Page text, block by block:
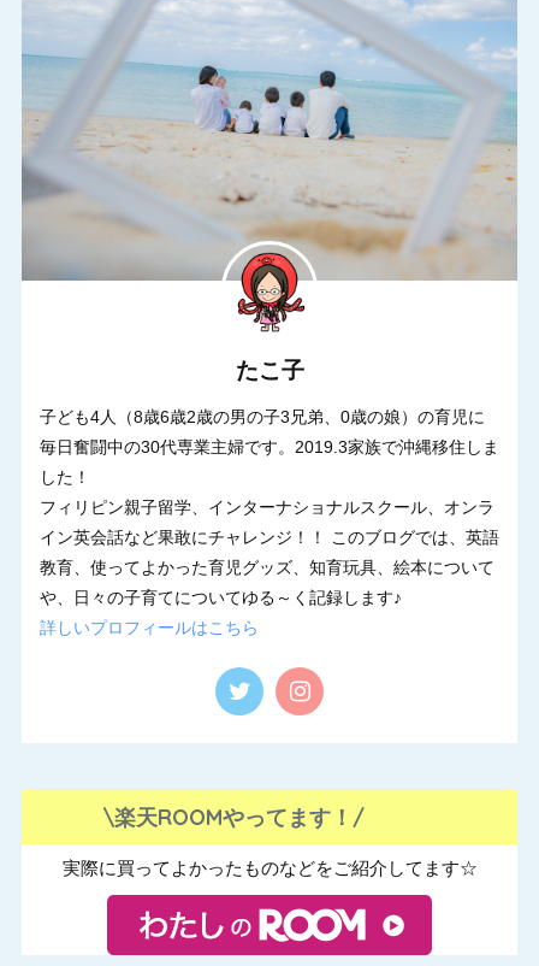
たこ子
子ども4人（8歳6歳2歳の男の子3兄弟、0歳の娘）の育児に
毎日奮闘中の30代専業主婦です。2019.3家族で沖縄移住しま
した！
フィリピン親子留学、インターナショナルスクール、オンラ
イン英会話など果敢にチャレンジ！！ このブログでは、英語
教育、使ってよかった育児グッズ、知育玩具、絵本について
や、日々の子育てについてゆる～く記録します♪
詳しいプロフィールはこちら
\楽天ROOMやってます！/
実際に買ってよかったものなどをご紹介してます☆